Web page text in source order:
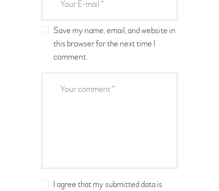
Save my name, email, and website in
this browser for the next time I
comment.
I agree that my submitted data is